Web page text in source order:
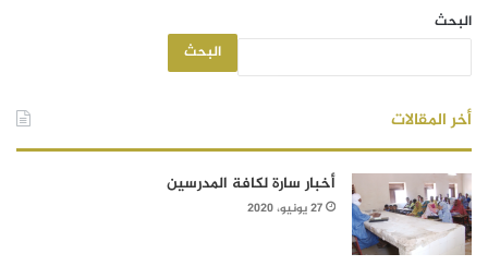
البحث
البحث
أخر المقالات
أخبار سارة لكافة المدرسين
27 يونيو، 2020